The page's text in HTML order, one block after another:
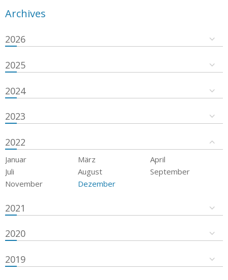
Archives
2026
2025
2024
2023
2022
Januar März
April
Juli
August
September
November
Dezember
2021
2020
2019